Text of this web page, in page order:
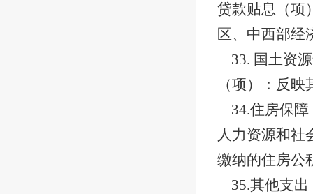
贷款贴息（项
区、中西部经
33. 国土资
（项）：反
34.住房保
人力资源和社
缴纳的住房公
35.其他支